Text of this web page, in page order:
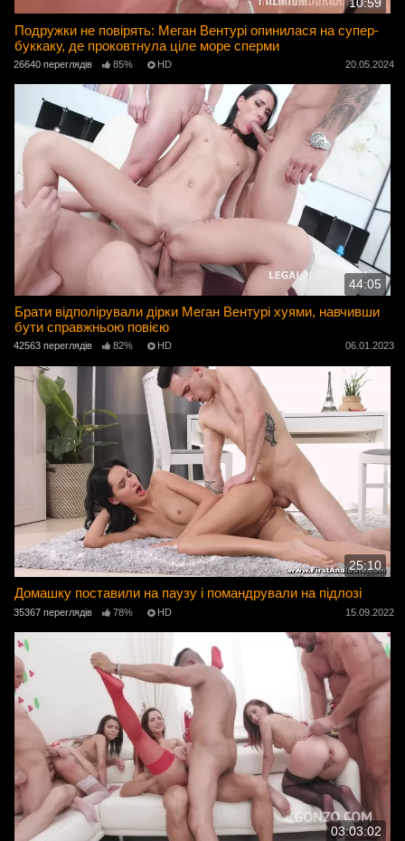
Подружки не повірять: Меган Вентурі опинилася на супер-
буккаку, де проковтнула ціле море сперми
26640 переглядів 85% HD 20.05.2024
44:05
Брати відполірували дірки Меган Вентурі хуями, навчивши
бути справжньою повією
42563 переглядів 82% HD 06.01.2023
25:10
Домашку поставили на паузу і помандрували на підлозі
35367 переглядів 78% HD 15.09.2022
03:03:02